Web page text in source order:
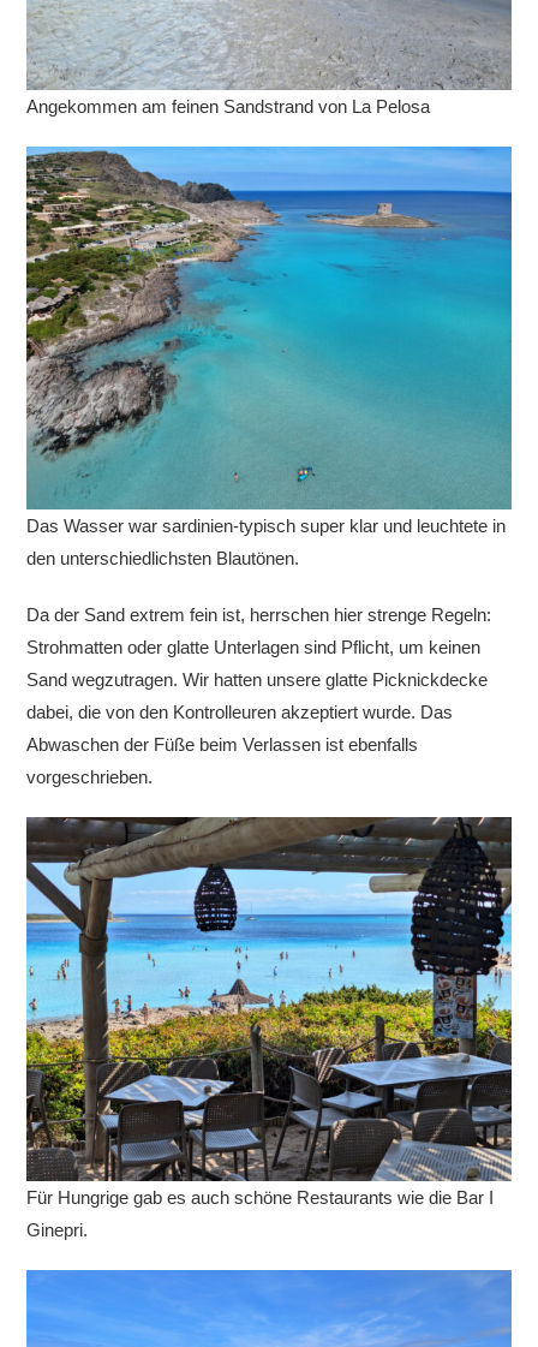
Angekommen am feinen Sandstrand von La Pelosa
Das Wasser war sardinien-typisch super klar und leuchtete in
den unterschiedlichsten Blautönen.
Da der Sand extrem fein ist, herrschen hier strenge Regeln:
Strohmatten oder glatte Unterlagen sind Pflicht, um keinen
Sand wegzutragen. Wir hatten unsere glatte Picknickdecke
dabei, die von den Kontrolleuren akzeptiert wurde. Das
Abwaschen der Füße beim Verlassen ist ebenfalls
vorgeschrieben.
Für Hungrige gab es auch schöne Restaurants wie die Bar I
Ginepri.